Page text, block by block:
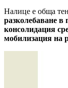
Налице е обща
разколебаване
консолидация
мобилизация на